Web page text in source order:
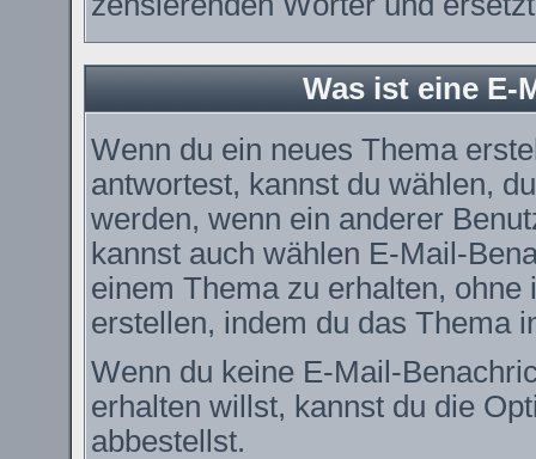
Was ist eine
Wenn du ein neues Thema
antwortest, kannst du wählen,
werden, wenn ein anderer
kannst auch wählen E-Mail-
einem Thema zu erhalten,
erstellen, indem du das Thema
Wenn du keine E-Mail-
erhalten willst, kannst du die
abbestellst.